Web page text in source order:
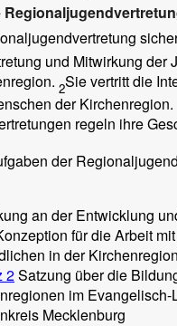
und Mitwirkung der
2Sie vertritt die
der Kirchenregion.
regeln ihre
der
an der Entwicklung
für die Arbeit
in der
2Satzung über die
im Evangelisch-
Mecklenburg